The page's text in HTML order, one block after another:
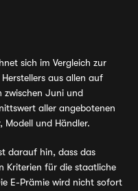
sich im Vergleich zur
aus allen auf
zwischen Juni und
aller angebotenen
Modell und Händler.
darauf hin, dass das
Kriterien für die staatliche
E-Prämie wird nicht sofort